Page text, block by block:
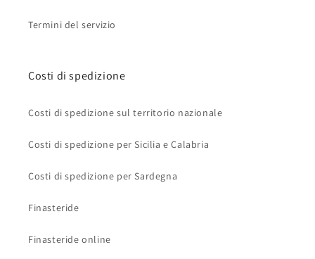
Termini del servizio
Costi di spedizione
Costi di spedizione sul territorio nazionale
Costi di spedizione per Sicilia e Calabria
Costi di spedizione per Sardegna
Finasteride
Finasteride online